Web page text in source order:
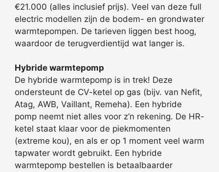
€21.000 (alles inclusief prijs). Veel van deze full
electric modellen zijn de bodem- en grondwater
warmtepompen. De tarieven liggen best hoog,
waardoor de terugverdientijd wat langer is.
Hybride warmtepomp
De hybride warmtepomp is in trek! Deze
ondersteunt de CV-ketel op gas (bijv. van Nefit,
Atag, AWB, Vaillant, Remeha). Een hybride
pomp neemt niet alles voor z’n rekening. De HR-
ketel staat klaar voor de piekmomenten
(extreme kou), en als er op 1 moment veel warm
tapwater wordt gebruikt. Een hybride
warmtepomp bestellen is betaalbaarder